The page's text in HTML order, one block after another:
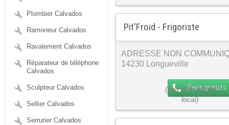
Plombier Calvados
Ramoneur Calvados
Ravalement Calvados
Réparateur de téléphone
Calvados
Sculpteur Calvados
Sellier Calvados
Serrurier Calvados
Pit'Froid - Frigoriste
ADRESSE NON
14230 Longueville
Devis gratuits